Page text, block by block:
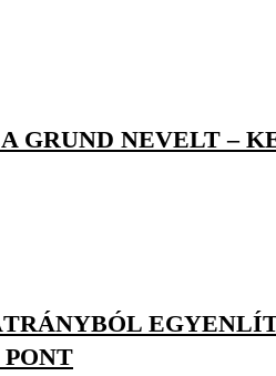
GRUND NEVELT –